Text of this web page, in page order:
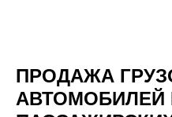
ПРОДАЖА
АВТОМОБИЛЕЙ